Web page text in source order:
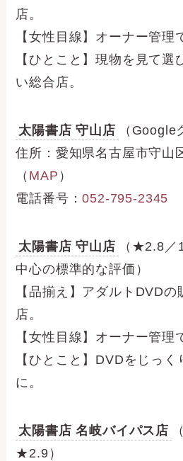
店。
【女性目線】オーナー管理
【ひとこと】現物を見て選
い総合店。
太陽書店 守山店
（
住所：愛知県名古屋市守山
（ MAP ）
電話番号：052-795-2345
太陽書店 守山店
（★2.8／
中心の標準的な評価）
【品揃え】アダルトDVD
店。
【女性目線】オーナー管理
【ひとこと】DVDをじっ
に。
太陽書店 名岐バイパス店
★2.9）